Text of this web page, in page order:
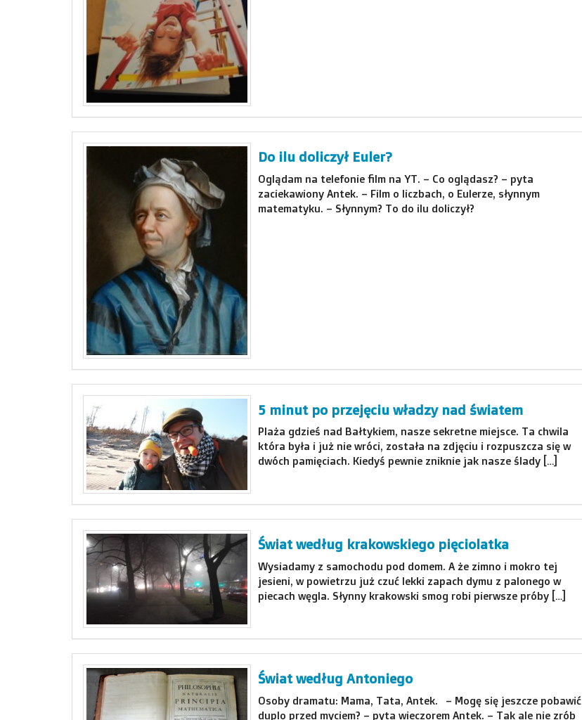
Do ilu doliczył Euler?
Oglądam na telefonie film na YT. – Co oglądasz? – pyta
zaciekawiony Antek. – Film o liczbach, o Eulerze, słynnym
matematyku. – Słynnym? To do ilu doliczył?
5 minut po przejęciu władzy nad światem
Plaża gdzieś nad Bałtykiem, nasze sekretne miejsce. Ta chwila
która była i już nie wróci, została na zdjęciu i rozpuszcza się w
dwóch pamięciach. Kiedyś pewnie zniknie jak nasze ślady […]
Świat według krakowskiego pięciolatka
Wysiadamy z samochodu pod domem. A że zimno i mokro tej
jesieni, w powietrzu już czuć lekki zapach dymu z palonego w
piecach węgla. Słynny krakowski smog robi pierwsze próby […]
Świat według Antoniego
Osoby dramatu: Mama, Tata, Antek. – Mogę się jeszcze pobawić
duplo przed myciem? – pyta wieczorem Antek. – Tak ale nie zrób